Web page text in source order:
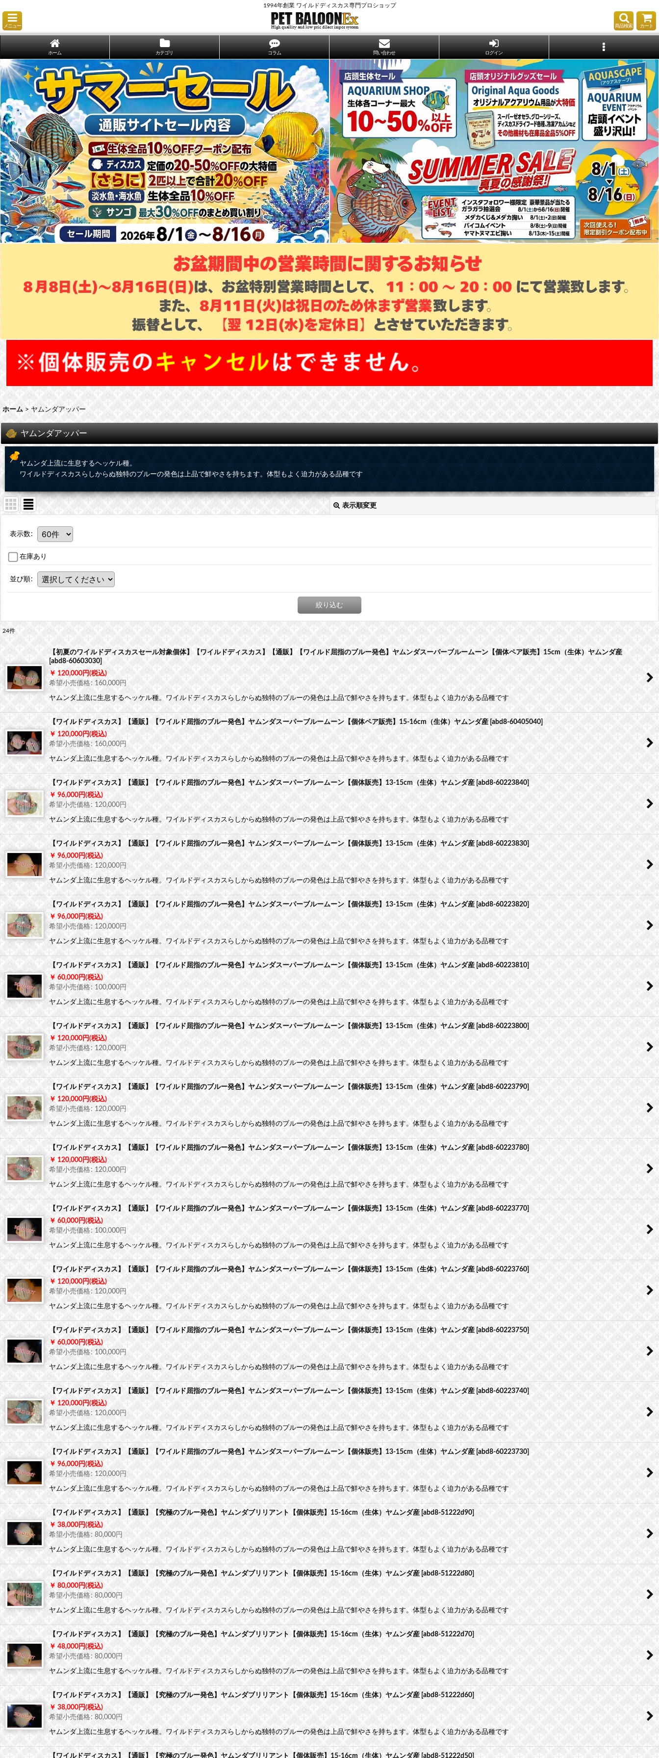
1994年創業 ワイルドディスカス専門プロショップ
メニュー 商品検索 カート
ホーム カテゴリ コラム 問い合わせ ログイン
ホーム > ヤムンダアッパー
ヤムンダアッパー
ヤムンダ上流に生息するヘッケル種。
ワイルドディスカスらしからぬ独特のブルーの発色は上品で鮮やさを持ちます。体型もよく迫力がある品種です
表示順変更
表示数 :
在庫あり
並び順:
絞り込む
24件
【初夏のワイルドディスカスセール対象個体】【ワイルドディスカス】【通販】【ワイルド屈指のブルー発色】ヤムンダスーパーブルームーン【個体ペア販売】15cm（生体）ヤムンダ産
abd8-60603030
120,000 円(税込)
希望小売価格 : 160,000円
ヤムンダ上流に生息するヘッケル種。ワイルドディスカスらしからぬ独特のブルーの発色は上品で鮮やさを持ちます。体型もよく迫力がある品種です
【ワイルドディスカス】【通販】【ワイルド屈指のブルー発色】ヤムンダスーパーブルームーン【個体ペア販売】15-16cm（生体）ヤムンダ産 [abd8-60405040
120,000 円(税込)
希望小売価格: 160,000円
ヤムンダ上流に生息するヘッケル種。ワイルドディスカスらしからぬ独特のブルーの発色は上品で鮮やさを持ちます。体型もよく迫力がある品種です
【ワイルドディスカス】【通販】【ワイルド屈指のブルー発色】ヤムンダスーパーブルームーン【個体販売】13-15cm（生体）ヤムンダ産 [abd8-60223840
96,000 円(税込)
希望小売価格: 120,000円
ヤムンダ上流に生息するヘッケル種。ワイルドディスカスらしからぬ独特のブルーの発色は上品で鮮やさを持ちます。体型もよく迫力がある品種です
【ワイルドディスカス】【通販】【ワイルド屈指のブルー発色】ヤムンダスーパーブルームーン【個体販売】13-15cm（生体）ヤムンダ産 abd8-60223830
96,000 円(税込)
希望小売価格: 120,000円
ヤムンダ上流に生息するヘッケル種。ワイルドディスカスらしからぬ独特のブルーの発色は上品で鮮やさを持ちます。体型もよく迫力がある品種です
【ワイルドディスカス】【通販】【ワイルド屈指のブルー発色】ヤムンダスーパーブルームーン【個体販売】13-15cm（生体）ヤムンダ産 abd8-60223820
96,000 円(税込)
希望小売価格 : 120,000円
ヤムンダ上流に生息するヘッケル種。ワイルドディスカスらしからぬ独特のブルーの発色は上品で鮮やさを持ちます。体型もよく迫力がある品種です
【ワイルドディスカス】【通販】【ワイルド屈指のブルー発色】ヤムンダスーパーブルームーン【個体販売】13-15cm（生体）ヤムンダ産 abd8-60223810
60,000 円(税込)
希望小売価格: 100,000円
ヤムンダ上流に生息するヘッケル種。ワイルドディスカスらしからぬ独特のブルーの発色は上品で鮮やさを持ちます。体型もよく迫力がある品種です
【ワイルドディスカス】【通販】【ワイルド屈指のブルー発色】ヤムンダスーパーブルームーン【個体販売】13-15cm（生体）ヤムンダ産 abd8-60223800
120,000 円(税込)
希望小売価格 : 120,000円
ヤムンダ上流に生息するヘッケル種。ワイルドディスカスらしからぬ独特のブルーの発色は上品で鮮やさを持ちます。体型もよく迫力がある品種です
【ワイルドディスカス】【通販】【ワイルド屈指のブルー発色】ヤムンダスーパーブルームーン【個体販売】13-15cm（生体）ヤムンダ産 [abd8-60223790
120,000 円(税込)
希望小売価格: 120,000円
ヤムンダ上流に生息するヘッケル種。ワイルドディスカスらしからぬ独特のブルーの発色は上品で鮮やさを持ちます。体型もよく迫力がある品種です
【ワイルドディスカス】【通販】【ワイルド屈指のブルー発色】ヤムンダスーパーブルームーン【個体販売】13-15cm（生体）ヤムンダ産 abd8-60223780
120,000円(税込)
希望小売価格 : 120,000円
ヤムンダ上流に生息するヘッケル種。ワイルドディスカスらしからぬ独特のブルーの発色は上品で鮮やさを持ちます。体型もよく迫力がある品種です
【ワイルドディスカス】【通販】【ワイルド屈指のブルー発色】ヤムンダスーパーブルームーン【個体販売】13-15cm（生体）ヤムンダ産 abd8-60223770
60,000 円(税込)
希望小売価格 : 100,000円
ヤムンダ上流に生息するヘッケル種。ワイルドディスカスらしからぬ独特のブルーの発色は上品で鮮やさを持ちます。体型もよく迫力がある品種です
【ワイルドディスカス】【通販】【ワイルド屈指のブルー発色】ヤムンダスーパーブルームーン【個体販売】13-15cm（生体）ヤムンダ産 [abd8-60223760
120,000 円(税込)
希望小売価格 : 120,000円
ヤムンダ上流に生息するヘッケル種。ワイルドディスカスらしからぬ独特のブルーの発色は上品で鮮やさを持ちます。体型もよく迫力がある品種です
【ワイルドディスカス】【通販】【ワイルド屈指のブルー発色】ヤムンダスーパーブルームーン【個体販売】13-15cm（生体）ヤムンダ産 [abd8-60223750
60,000 円(税込)
希望小売価格: 100,000円
ヤムンダ上流に生息するヘッケル種。ワイルドディスカスらしからぬ独特のブルーの発色は上品で鮮やさを持ちます。体型もよく迫力がある品種です
【ワイルドディスカス】【通販】【ワイルド屈指のブルー発色】ヤムンダスーパーブルームーン【個体販売】13-15cm（生体）ヤムンダ産 [abd8-60223740
120,000 円(税込)
希望小売価格: 120,000円
ヤムンダ上流に生息するヘッケル種。ワイルドディスカスらしからぬ独特のブルーの発色は上品で鮮やさを持ちます。体型もよく迫力がある品種です
【ワイルドディスカス】【通販】【ワイルド屈指のブルー発色】ヤムンダスーパーブルームーン【個体販売】13-15cm（生体）ヤムンダ産 abd8-60223730
96,000 円(税込)
希望小売価格: 120,000円
ヤムンダ上流に生息するヘッケル種。ワイルドディスカスらしからぬ独特のブルーの発色は上品で鮮やさを持ちます。体型もよく迫力がある品種です
【ワイルドディスカス】【通販】【究極のブルー発色】ヤムンダブリリアント【個体販売】15-16cm（生体）ヤムンダ産 abd8-51222d90
38,000 円(税込)
希望小売価格 : 80,000円
ヤムンダ上流に生息するヘッケル種。ワイルドディスカスらしからぬ独特のブルーの発色は上品で鮮やさを持ちます。体型もよく迫力がある品種です
【ワイルドディスカス】【通販】【究極のブルー発色】ヤムンダブリリアント【個体販売】15-16cm（生体）ヤムンダ産 abd8-51222d80
80,000 円(税込)
希望小売価格: 80,000円
ヤムンダ上流に生息するヘッケル種。ワイルドディスカスらしからぬ独特のブルーの発色は上品で鮮やさを持ちます。体型もよく迫力がある品種です
【ワイルドディスカス】【通販】【究極のブルー発色】ヤムンダブリリアント【個体販売】15-16cm（生体）ヤムンダ産 abd8-51222d70
48,000 円(税込)
希望小売価格 : 80,000円
ヤムンダ上流に生息するヘッケル種。ワイルドディスカスらしからぬ独特のブルーの発色は上品で鮮やさを持ちます。体型もよく迫力がある品種です
【ワイルドディスカス】【通販】【究極のブルー発色】ヤムンダブリリアント【個体販売】15-16cm（生体）ヤムンダ産 abd8-51222d60
38,000 円(税込)
希望小売価格: 80,000円
ヤムンダ上流に生息するヘッケル種。ワイルドディスカスらしからぬ独特のブルーの発色は上品で鮮やさを持ちます。体型もよく迫力がある品種です
【ワイルドディスカス】【通販】【究極のブルー発色】ヤムンダブリリアント【個体販売】15-16cm（生体）ヤムンダ産 abd8-51222d50